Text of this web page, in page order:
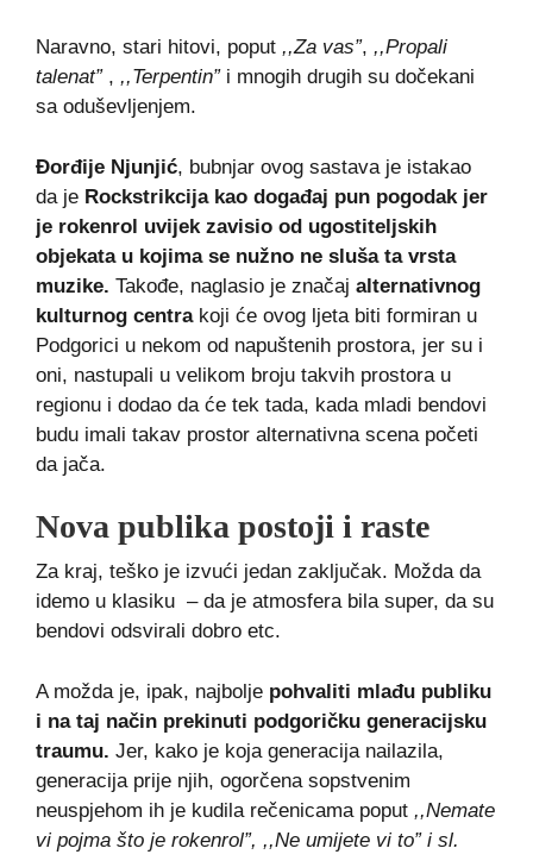
Naravno, stari hitovi, poput ,,Za vas”, ,,Propali
talenat”, ,,Terpentin”i mnogih drugih su dočekani
sa oduševljenjem.
Đorđije Njunjić, bubnjar ovog sastava je istakao
da je Rockstrikcija kao događaj pun pogodak jer
je rokenrol uvijek zavisio od ugostiteljskih
objekata u kojima se nužno ne sluša ta vrsta
muzike. Takođe, naglasio je značaj alternativnog
kulturnog centrakoji će ovog ljeta biti formiran u
Podgorici u nekom od napuštenih prostora, jer su i
oni, nastupali u velikom broju takvih prostora u
regionu i dodao da će tek tada, kada mladi bendovi
budu imali takav prostor alternativna scena početi
da jača.
Nova publika postoji i raste
Za kraj, teško je izvući jedan zaključak. Možda da
idemo u klasiku – da je atmosfera bila super, da su
bendovi odsvirali dobro etc.
A možda je, ipak, najbolje pohvaliti mlađu publiku
i na taj način prekinuti podgoričku generacijsku
traumu. Jer, kako je koja generacija nailazila,
generacija prije njih, ogorčena sopstvenim
neuspjehom ih je kudila rečenicama poput ,,Nemate
vi pojma što je rokenrol”, ,,Ne umijete vi to” i sl.